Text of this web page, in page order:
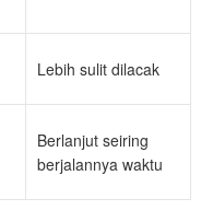
Lebih sulit dilacak
Berlanjut seiring
berjalannya waktu